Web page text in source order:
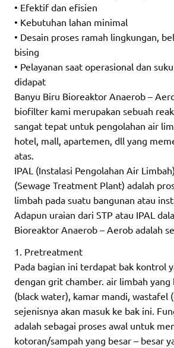
• Efektif dan efisien
• Kebutuhan lahan minimal
• Desain proses ramah lingkungan,
bising
• Pelayanan saat operasional dan
didapat
Banyu Biru Bioreaktor Anaerob –
biofilter kami merupakan sebuah
sangat tepat untuk pengolahan air
hotel, mall, apartemen, dll yang
atas.
IPAL (Instalasi Pengolahan Air
(Sewage Treatment Plant) adalah
limbah pada suatu bangunan atau
Adapun uraian dari STP atau IPAL
Bioreaktor Anaerob – Aerob adalah
1. Pretreatment
Pada bagian ini terdapat bak kontrol
dengan grit chamber. air limbah
(black water), kamar mandi, wastafel
sejenisnya akan masuk ke bak ini.
adalah sebagai proses awal untuk
kotoran/sampah yang besar – besar